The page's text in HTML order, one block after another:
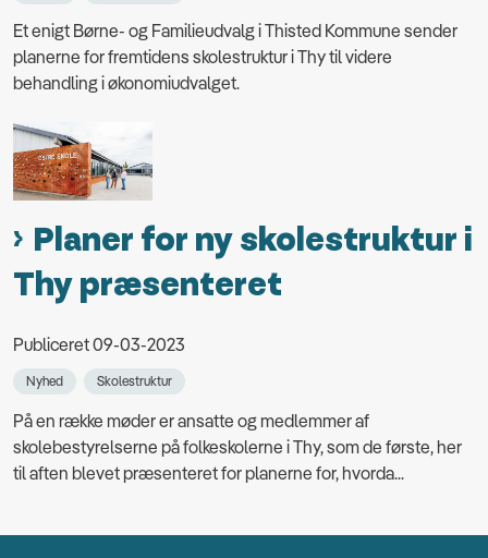
Et enigt Børne- og Familieudvalg i Thisted Kommune sender
planerne for fremtidens skolestruktur i Thy til videre
behandling i økonomiudvalget.
Planer for ny skolestruktur i
Thy præsenteret
Publiceret 09-03-2023
Nyhed Skolestruktur
På en række møder er ansatte og medlemmer af
skolebestyrelserne på folkeskolerne i Thy, som de første, her
til aften blevet præsenteret for planerne for, hvorda...